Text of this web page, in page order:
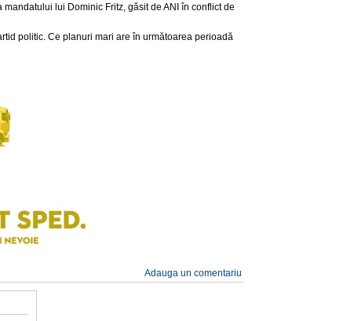
lui Dominic Fritz, găsit de ANI în conflict de
politic. Ce planuri mari are în următoarea perioadă
Adauga un comentariu